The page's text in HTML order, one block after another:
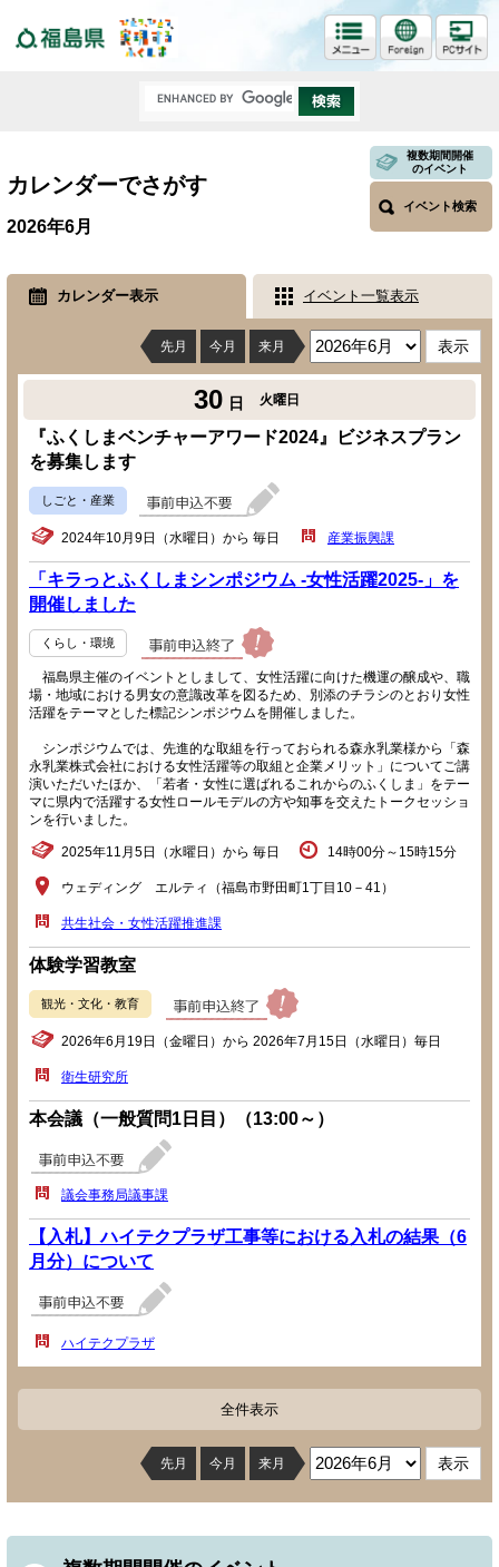
カレンダーでさがす
複数期間開催
のイベント
イベント検索
2026年6月
カレンダー表示 イベント一覧表示
先月 今月 来月
30 日 火曜日
『ふくしまベンチャーアワード2024』ビジネスプラン
を募集します
しごと・産業
2024年10月9日（水曜日）から 毎日 産業振興課
「キラっとふくしまシンポジウム -女性活躍2025-」を
開催しました
くらし・環境
福島県主催のイベントとしまして、女性活躍に向けた機運の醸成や、職
場・地域における男女の意識改革を図るため、別添のチラシのとおり女性
活躍をテーマとした標記シンポジウムを開催しました。
シンポジウムでは、先進的な取組を行っておられる森永乳業様から「森
永乳業株式会社における女性活躍等の取組と企業メリット」についてご講
演いただいたほか、「若者・女性に選ばれるこれからのふくしま」をテー
マに県内で活躍する女性ロールモデルの方や知事を交えたトークセッショ
ンを行いました。
2025年11月5日（水曜日）から 毎日 14時00分～15時15分
ウェディング エルティ（福島市野田町1丁目10－41）
共生社会・女性活躍推進課
体験学習教室
観光・文化・教育
2026年6月19日（金曜日）から 2026年7月15日（水曜日）毎日
衛生研究所
本会議（一般質問1日目）（13:00～）
議会事務局議事課
【入札】ハイテクプラザ工事等における入札の結果（6
月分）について
ハイテクプラザ
全件表示
先月 今月 来月